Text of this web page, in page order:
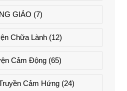
GIÁO (7)
Chữa Lành (12)
Cảm Động (65)
Cảm Hứng(24)